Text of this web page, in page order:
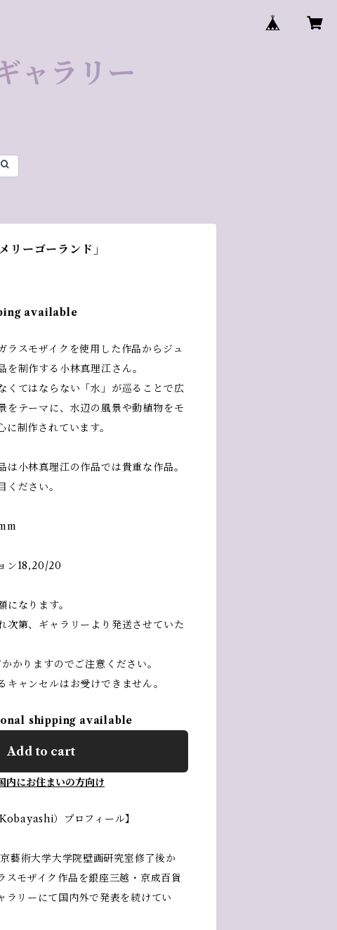
ャラリー
リーゴーランド」
available
ラスモザイクを使用した作品からジュ
を制作する小林真理江さん。
くてはならない「水」が巡ることで広
をテーマに、水辺の風景や動植物をモ
制作されています。
は小林真理江の作品では貴重な作品。
ください。
ン18,20/20
になります。
次第、ギャラリーより発送させていた
かりますのでご注意ください。
キャンセルはお受けできません。
shipping available
Add to cart
内にお住まいの方向け
）プロフィール】
藝術大学大学院壁画研究室修了後か
スモザイク作品を銀座三越・京成百貨
ラリーにて国内外で発表を続けてい